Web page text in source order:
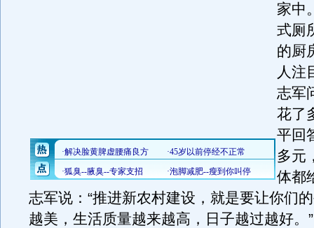
家中
式厕
的厨
人注
志军
花了
平回
多元
体都
志军说：“推进新农村建设，就是要让你们
越美，生活质量越来越高，日子越过越好。”